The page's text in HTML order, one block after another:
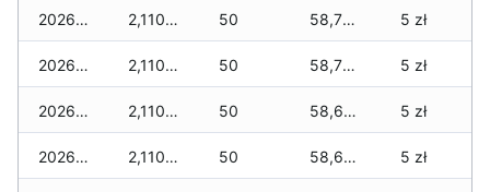
2026-02-26 2,110 zł 50 58,790 zł 5 zł
2026-02-25 2,110 zł 50 58,760 zł 5 zł
2026-02-24 2,110 zł 50 58,660 zł 5 zł
2026-02-23 2,110 zł 50 58,660 zł 5 zł